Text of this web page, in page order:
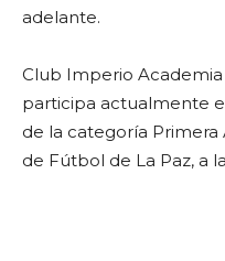
adelante.
Club Imperio
participa actualmente
de la categoría Primera
de Fútbol de La Paz, a